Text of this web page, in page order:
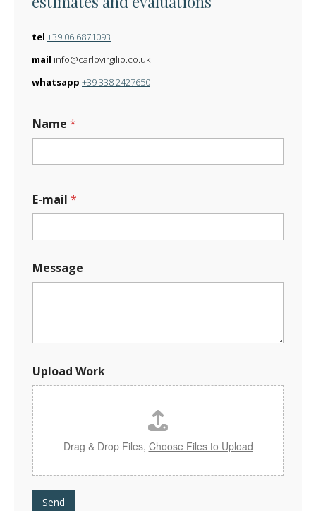
tel +39 06 6871093
mail info@carlovirgilio.co.uk
whatsapp +39 338 2427650
Name *
E-mail *
e
s
a
m
e
N
a
m
e
Message
Upload Work
Drag & Drop Files, Choose Files to Upload
Send